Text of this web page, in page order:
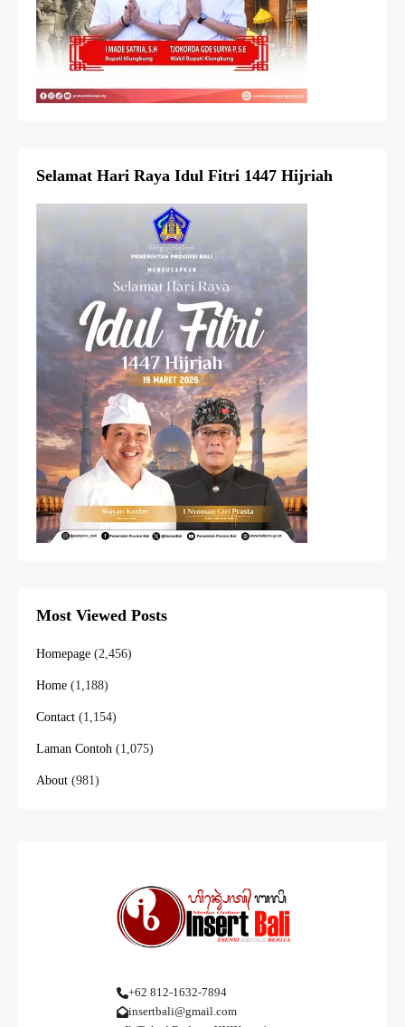
Selamat Hari Raya Idul Fitri 1447 Hijriah
Most Viewed Posts
Homepage (2,456)
Home (1,188)
Contact (1,154)
Laman Contoh (1,075)
About (981)
+62 812-1632-7894
insertbali@gmail.com